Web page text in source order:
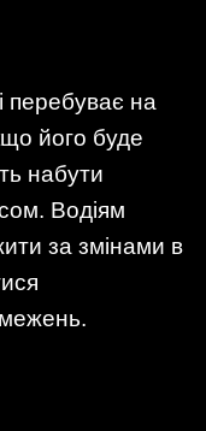
перебуває на
його буде
набути
Водіям
за змінами в